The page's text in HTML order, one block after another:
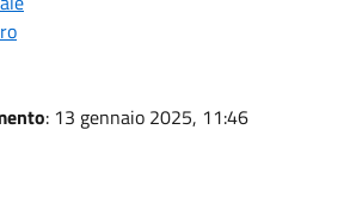
: 13 gennaio 2025, 11:46